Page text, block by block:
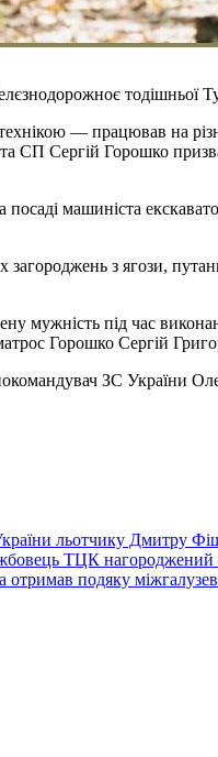
тодішньої
— працював на
Сергій Горошко
машиніста
загороджень з ягози,
мужність під час
Горошко Сергій
ЗС України
льотчику Дмитру
ТЦК нагороджений
подяку